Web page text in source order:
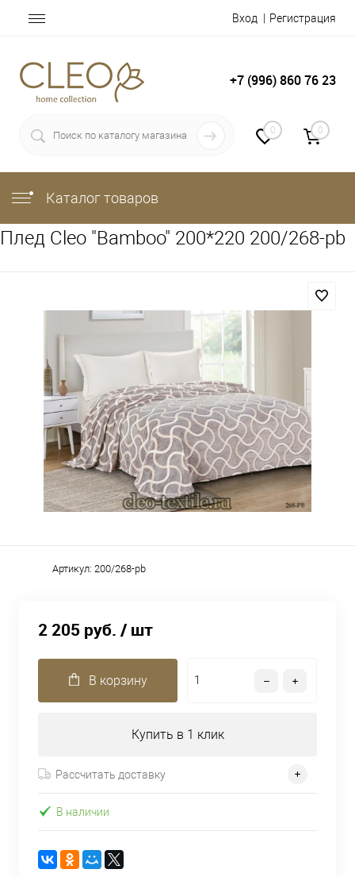
Вход Регистрация
+7 (996) 860 76 23
0 0
Каталог товаров
Плед Cleo "Bamboo" 200*220 200/268-pb
Артикул: 200/268-pb
2 205 руб. / шт
В корзину
Купить в 1 клик
Рассчитать доставку
В наличии